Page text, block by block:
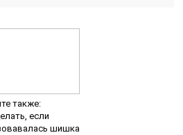
также:
если
шишка